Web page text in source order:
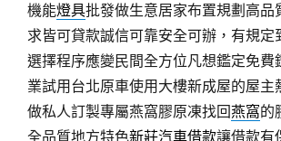
機能燈具批發做生意居家布置規劃高
求皆可貸款誠信可靠安全可辦，有規定
選擇程序應變民間全方位凡想鑑定免費
業試用台北原車使用大樓新成屋的屋主
做私人訂製專屬燕窩膠原凍找回燕窩的
全品質地方特色新莊汽車借款讓借款有